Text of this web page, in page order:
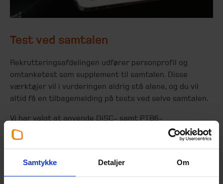
Samtykke Detaljer Om
Test ved samtalen
Rekrutteringsafdelingen udfører personprofil og
omtanketest som supplement til samtalen. Disse
værktøjer vil i vurderingen aldrig stå alene, og du vil
altid få en tilbagemelding på tests ved selve samtalen.
Vi har valgt at anvende DiSC- samt PTB6-
personprofiler, da vi finder det afgørende at sikre det
rette match mellem vores kommende kollegas
jobindholdet, kunderne og ikke mindst det team, som
vedkommende bliver en del af.